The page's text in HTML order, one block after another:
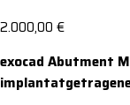
2.000,00 €
exocad Abutment